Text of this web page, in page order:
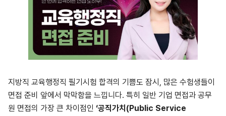
지방직 교육행정직 필기시험 합격의 기쁨도 잠시, 많은 수험생들이
면접 준비 앞에서 막막함을 느낍니다. 특히 일반 기업 면접과 공무
원 면접의 가장 큰 차이점인 ‘공직가치(Public Service